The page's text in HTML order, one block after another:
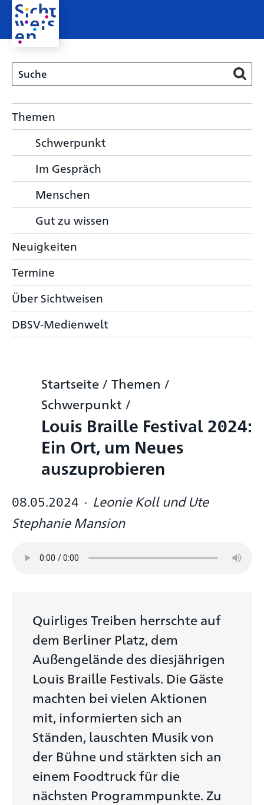
Themen
Schwerpunkt
Im Gespräch
Menschen
Gut zu wissen
Neuigkeiten
Termine
Über Sichtweisen
DBSV-Medienwelt
Startseite / Themen /
Schwerpunkt /
Louis Braille Festival 2024:
Ein Ort, um Neues
auszuprobieren
08.05.2024 · Leonie Koll und Ute
Stephanie Mansion
Quirliges Treiben herrschte auf
dem Berliner Platz, dem
Außengelände des diesjährigen
Louis Braille Festivals. Die Gäste
machten bei vielen Aktionen
mit, informierten sich an
Ständen, lauschten Musik von
der Bühne und stärkten sich an
einem Foodtruck für die
nächsten Programmpunkte. Zu